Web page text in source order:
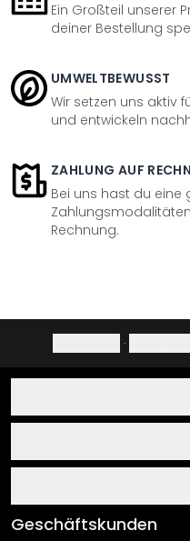
Ein Großteil unserer
deiner Bestellung
UMWELTBEWUSST
Wir setzen uns aktiv
und entwickeln
ZAHLUNG AUF
Bei uns hast du eine
Rechnung.
·
Über uns
Klebe- und
AGB
Geschäftskunden